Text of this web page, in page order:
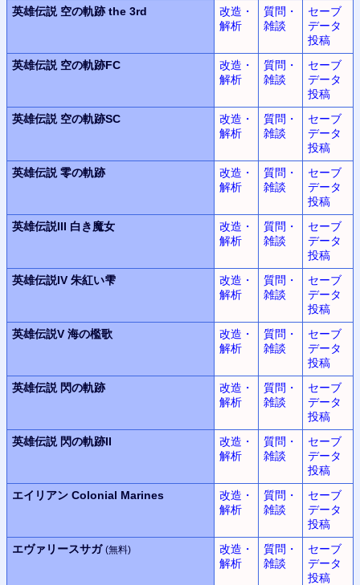
英雄伝説 空の軌跡 the 3rd
改造・
解析
質問・
雑談
セーブ
データ
投稿
英雄伝説 空の軌跡FC
改造・
解析
質問・
雑談
セーブ
データ
投稿
英雄伝説 空の軌跡SC
改造・
解析
質問・
雑談
セーブ
データ
投稿
英雄伝説 零の軌跡
改造・
解析
質問・
雑談
セーブ
データ
投稿
英雄伝説III 白き魔女
改造・
解析
質問・
雑談
セーブ
データ
投稿
英雄伝説IV 朱紅い雫
改造・
解析
質問・
雑談
セーブ
データ
投稿
英雄伝説V 海の檻歌
改造・
解析
質問・
雑談
セーブ
データ
投稿
英雄伝説 閃の軌跡
改造・
解析
質問・
雑談
セーブ
データ
投稿
英雄伝説 閃の軌跡II
改造・
解析
質問・
雑談
セーブ
データ
投稿
エイリアン Colonial Marines
改造・
解析
質問・
雑談
セーブ
データ
投稿
エヴァリースサガ (無料)
改造・
解析
質問・
雑談
セーブ
データ
投稿